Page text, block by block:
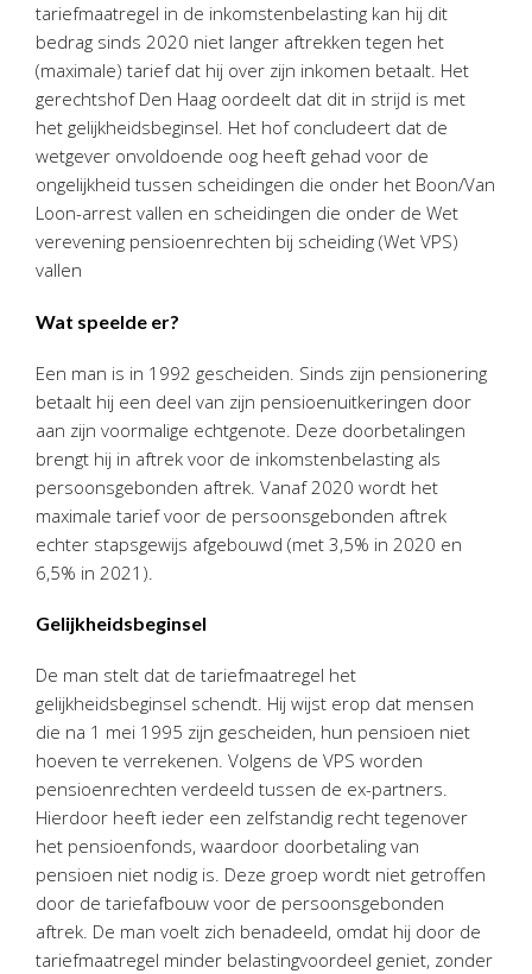
Belastingadvies Purmerend
Online boekhouden
Nieuws&informatie
Nieuwsbrief
Nieuwsoverzicht
Handige links
Downloads
Contact
AvantiOnline
Twinfield – Boekhouden
BaseCone – Facturen
Visionplanner – Rapportage
Klantenportaal – Online dossiers
Online Salaris – Salarissen
tariefmaatregel in de inkomstenbelasting kan hij dit
bedrag sinds 2020 niet langer aftrekken tegen het
(maximale) tarief dat hij over zijn inkomen betaalt. Het
gerechtshof Den Haag oordeelt dat dit in strijd is met
het gelijkheidsbeginsel. Het hof concludeert dat de
wetgever onvoldoende oog heeft gehad voor de
ongelijkheid tussen scheidingen die onder het Boon/Van
Loon-arrest vallen en scheidingen die onder de Wet
verevening pensioenrechten bij scheiding (Wet VPS)
vallen
Wat speelde er?
Een man is in 1992 gescheiden. Sinds zijn pensionering
betaalt hij een deel van zijn pensioenuitkeringen door
aan zijn voormalige echtgenote. Deze doorbetalingen
brengt hij in aftrek voor de inkomstenbelasting als
persoonsgebonden aftrek. Vanaf 2020 wordt het
maximale tarief voor de persoonsgebonden aftrek
echter stapsgewijs afgebouwd (met 3,5% in 2020 en
6,5% in 2021).
Gelijkheidsbeginsel
De man stelt dat de tariefmaatregel het
gelijkheidsbeginsel schendt. Hij wijst erop dat mensen
die na 1 mei 1995 zijn gescheiden, hun pensioen niet
hoeven te verrekenen. Volgens de VPS worden
pensioenrechten verdeeld tussen de ex-partners.
Hierdoor heeft ieder een zelfstandig recht tegenover
het pensioenfonds, waardoor doorbetaling van
pensioen niet nodig is. Deze groep wordt niet getroffen
door de tariefafbouw voor de persoonsgebonden
aftrek. De man voelt zich benadeeld, omdat hij door de
tariefmaatregel minder belastingvoordeel geniet, zonder